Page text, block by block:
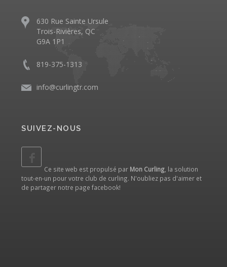
630 Rue Sainte Ursule
Trois-Rivières, QC
G9A 1P1
819-375-1313
info@curlingtr.com
SUIVEZ-NOUS
Ce site web est propulsé par Mon Curling , la solution
tout-en-un pour votre club de curling. N'oubliez pas d'aimer et
de partager notre page facebook!